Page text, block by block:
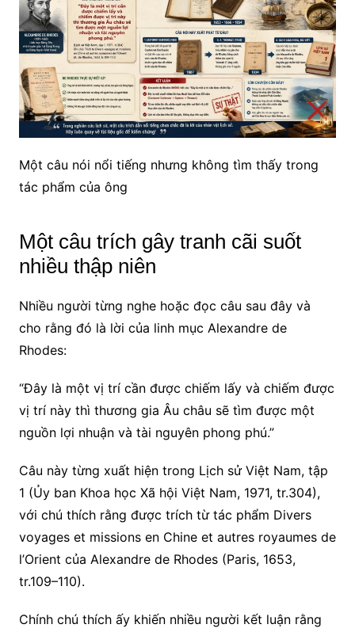
Một câu nói nổi tiếng nhưng không tìm thấy trong
tác phẩm của ông
Một câu trích gây tranh cãi suốt
nhiều thập niên
Nhiều người từng nghe hoặc đọc câu sau đây và
cho rằng đó là lời của linh mục Alexandre de
Rhodes:
“Đây là một vị trí cần được chiếm lấy và chiếm được
vị trí này thì thương gia Âu châu sẽ tìm được một
nguồn lợi nhuận và tài nguyên phong phú.”
Câu này từng xuất hiện trong Lịch sử Việt Nam, tập
1 (Ủy ban Khoa học Xã hội Việt Nam, 1971, tr.304),
với chú thích rằng được trích từ tác phẩm Divers
voyages et missions en Chine et autres royaumes de
l’Orient của Alexandre de Rhodes (Paris, 1653,
tr.109–110).
Chính chú thích ấy khiến nhiều người kết luận rằng